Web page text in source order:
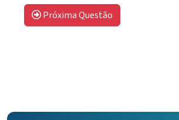
Próxima Questão